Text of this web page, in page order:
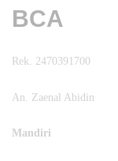
BCA
Rek. 2470391700
An. Zaenal Abidin
Mandiri